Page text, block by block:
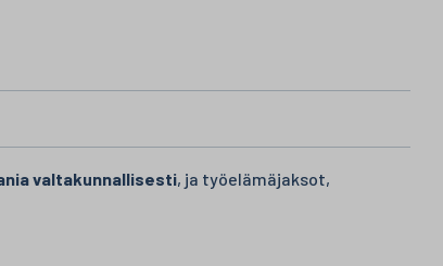
valtakunnallisesti, ja työelämäjaksot,